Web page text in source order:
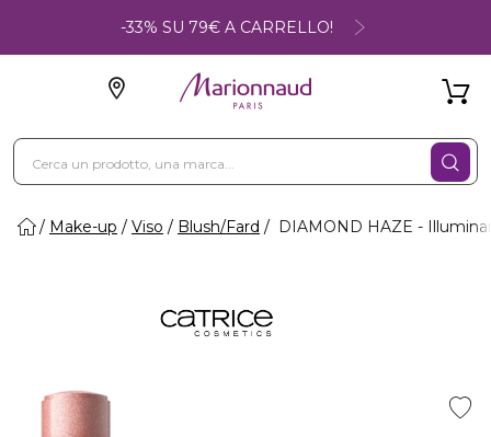
-33% SU 79€ A CARRELLO!
Make-up Viso Blush/Fard DIAMOND HAZE -